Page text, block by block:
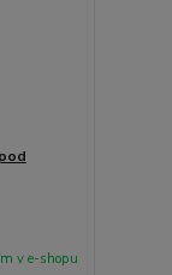
v e-shopu